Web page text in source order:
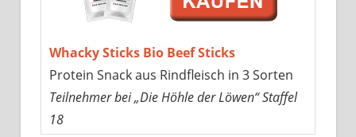
Whacky Sticks Bio Beef Sticks
Protein Snack aus Rindfleisch in 3 Sorten
Teilnehmer bei „Die Höhle der Löwen“ Staffel
18